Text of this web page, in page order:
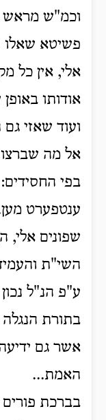
וכמ"ש מראש -
פשיטא שאלו
אלי, אין כל
אודותו
ועוד שאזי
אל מה
בפי החסידים:
ענטפערט
שפונים אלי,
השי"ת
ע"פ הנ"ל
בתורת
אשר גם
האמת...
בברכת פורים